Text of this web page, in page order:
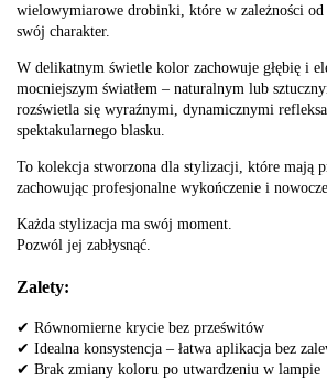
wielowymiarowe drobinki, które w zależności
swój charakter.
W delikatnym świetle kolor zachowuje głębię i
mocniejszym światłem – naturalnym lub
rozświetla się wyraźnymi, dynamicznymi
spektakularnego blasku.
To kolekcja stworzona dla stylizacji, które mają
zachowując profesjonalne wykończenie i
Każda stylizacja ma swój moment.
Pozwól jej zabłysnąć.
Zalety:
✔ Równomierne krycie bez prześwitów
✔ Idealna konsystencja – łatwa aplikacja bez
✔ Brak zmiany koloru po utwardzeniu w lampie